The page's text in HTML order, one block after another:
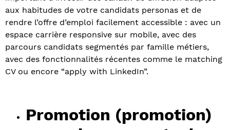
aux habitudes de votre candidats personas et de
rendre l’offre d’emploi facilement accessible : avec un
espace carrière responsive sur mobile, avec des
parcours candidats segmentés par famille métiers,
avec des fonctionnalités récentes comme le matching
CV ou encore “apply with LinkedIn”.
Promotion (promotion)